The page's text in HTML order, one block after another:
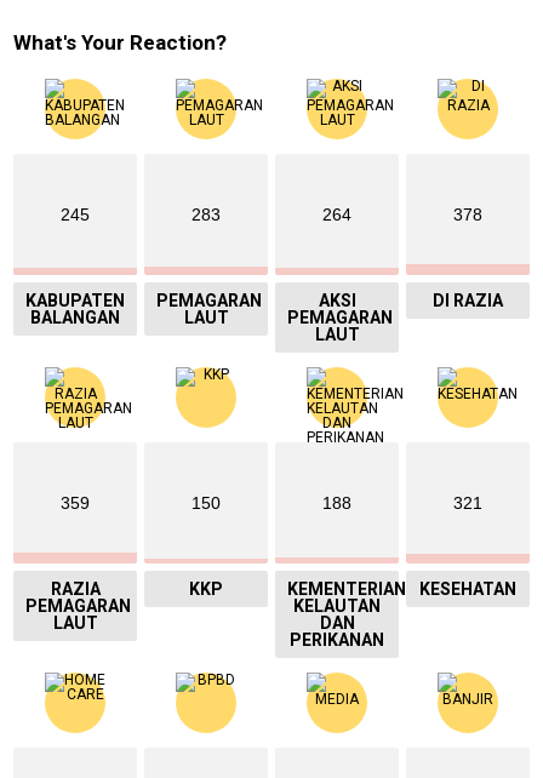
What's Your Reaction?
245
KABUPATEN
BALANGAN
283
PEMAGARAN
LAUT
264
AKSI
PEMAGARAN
LAUT
378
DI RAZIA
359
RAZIA
PEMAGARAN
LAUT
150
KKP
188
KEMENTERIAN
KELAUTAN
DAN
PERIKANAN
321
KESEHATAN